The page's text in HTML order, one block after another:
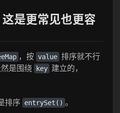
是更常见也更容
，按 value 排序就不行
是围绕 key 建立的，
排序 entrySet() 。